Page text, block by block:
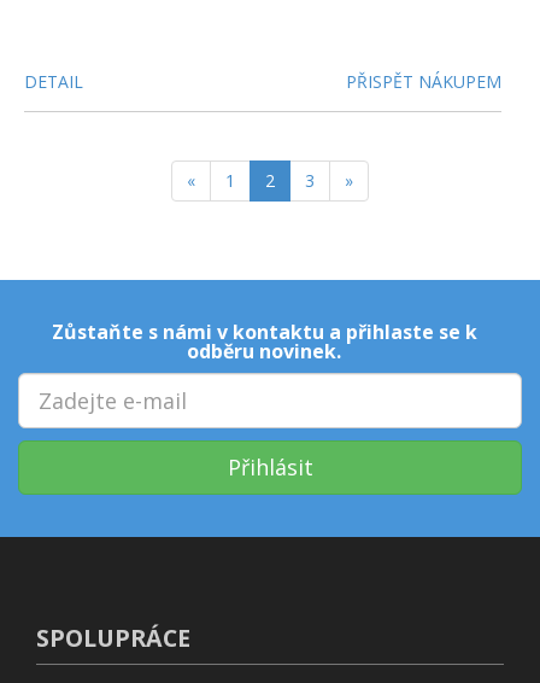
DETAIL PŘISPĚT NÁKUPEM
« 1 2 3 »
Zůstaňte s námi v kontaktu a přihlaste se k
odběru novinek.
Přihlásit
SPOLUPRÁCE